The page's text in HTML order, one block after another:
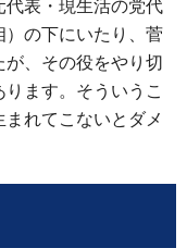
代表・現生活の党代
）の下にいたり、菅
、その役をやり切
ます。そういうこ
れてこないとダメ